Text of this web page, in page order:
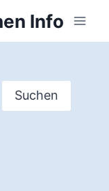
Info
Suchen